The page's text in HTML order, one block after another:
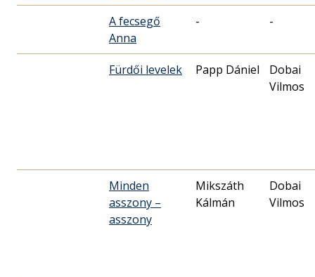
A fecsegő
Anna
- -
Fürdői levelek Papp Dániel
Dobai
Vilmos
Minden
asszony –
asszony
Mikszáth
Kálmán
Dobai
Vilmos